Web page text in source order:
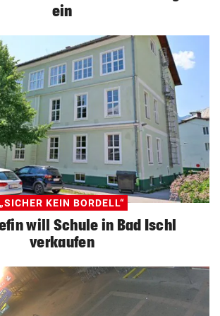
ein
„SICHER KEIN BORDELL“
will Schule in Bad Ischl
verkaufen